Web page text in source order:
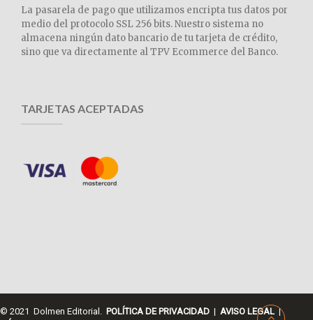
La pasarela de pago que utilizamos encripta tus datos por
medio del protocolo SSL 256 bits. Nuestro sistema no
almacena ningún dato bancario de tu tarjeta de crédito,
sino que va directamente al TPV Ecommerce del Banco.
TARJETAS ACEPTADAS
© 2021 Dolmen Editorial. POLÍTICA DE PRIVACIDAD | AVISO LEGAL |